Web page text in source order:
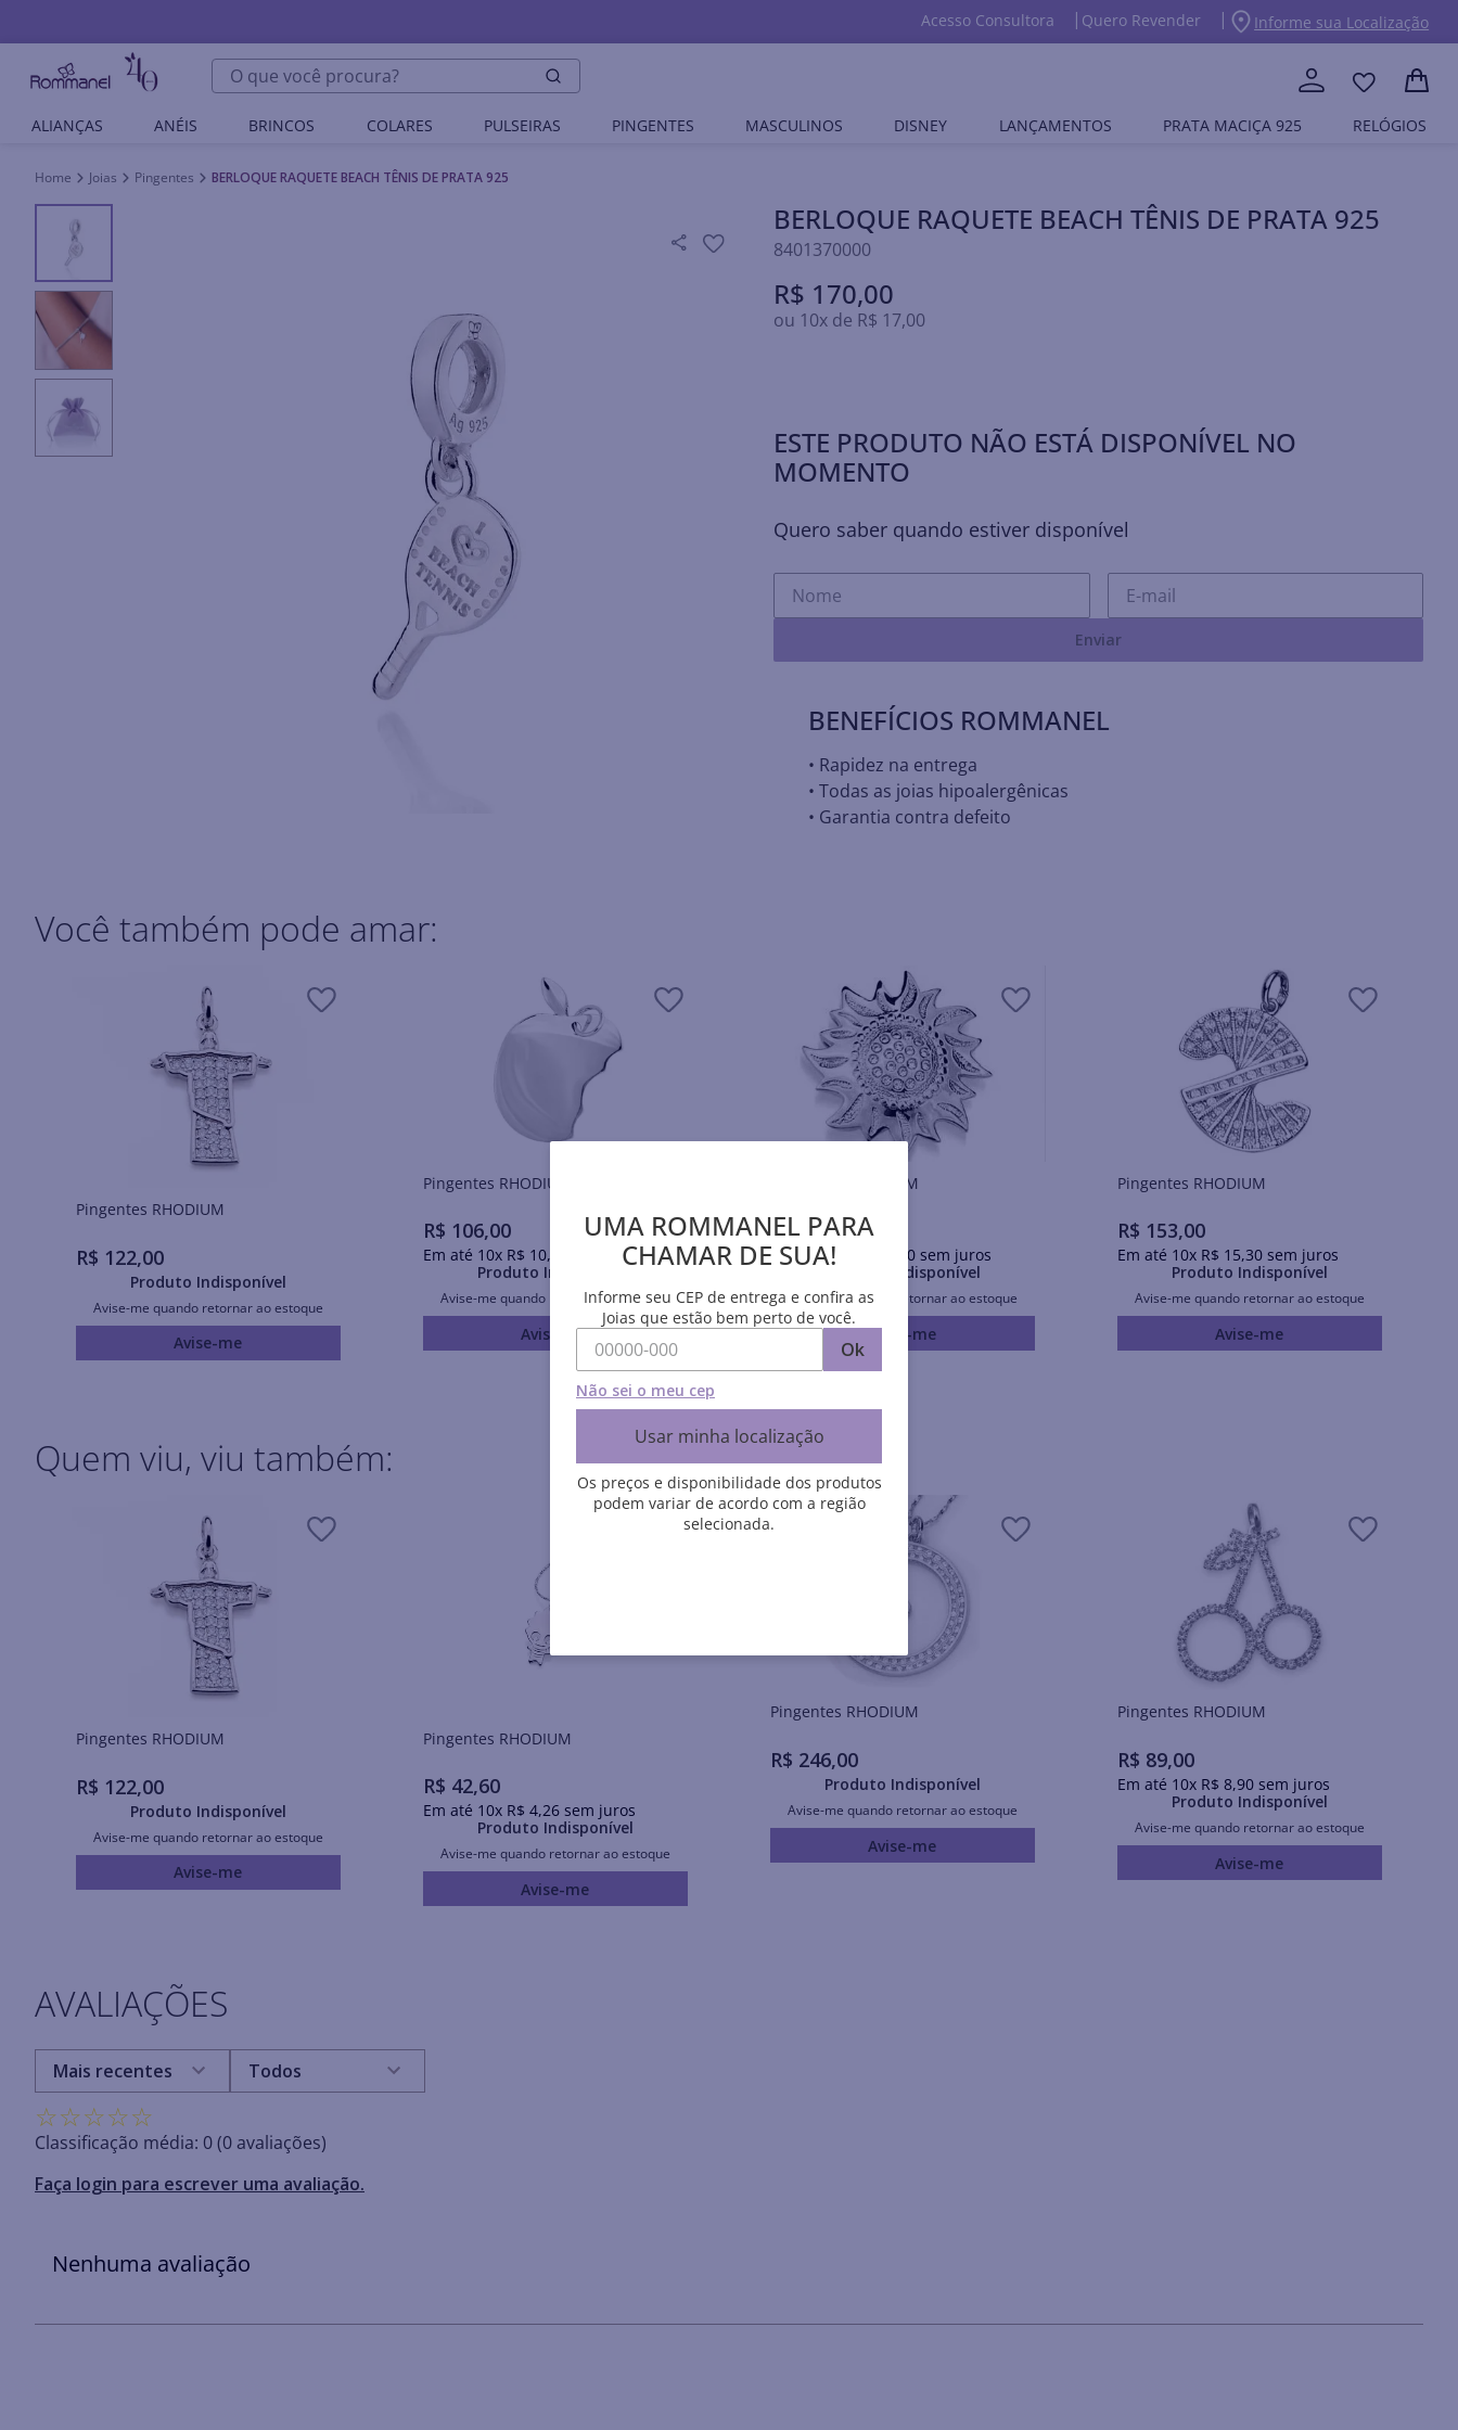
Acesso Consultora Quero Revender Informe sua Localização
O que você procura?
ALIANÇAS ANÉIS BRINCOS COLARES PULSEIRAS PINGENTES MASCULINOS DISNEY LANÇAMENTOS PRATA MACIÇA 925 RELÓGIOS
Joias Pingentes BERLOQUE RAQUETE BEACH TÊNIS DE PRATA 925
BERLOQUE RAQUETE BEACH TÊNIS DE PRATA 925
8401370000
R$ 170,00
ou 10x de R$ 17,00
ESTE PRODUTO NÃO ESTÁ DISPONÍVEL NO
MOMENTO
Quero saber quando estiver disponível
Enviar
BENEFÍCIOS ROMMANEL
• Rapidez na entrega
• Todas as joias hipoalergênicas
• Garantia contra defeito
Você também pode amar:
Pingentes RHODIUM
R$ 122,00
Produto Indisponível
Avise-me quando retornar ao estoque
Avise-me
Pingentes RHODIUM
R$ 106,00
Em até 10x R$ 10,
sem juros
Produto Indisponível
Avise-me quando retornar ao estoque
Avise-me
Pingentes RHODIUM
R$ 295,00
Em até10 50sem juros
Produto Indisponível
Avise-me quando retornar ao estoque
Avise-me
Pingentes RHODIUM
R$ 153,00
Em até 10x R$ 15,30sem juros
Produto Indisponível
Avise-me quando retornar ao estoque
Avise-me
Quem viu, viu também:
Pingentes RHODIUM
R$ 122,00
Produto Indisponível
Avise-me quando retornar ao estoque
Avise-me
Pingentes RHODIUM
R$ 42,60
Em até 10x R$ 4,26sem juros
Produto Indisponível
Avise-me quando retornar ao estoque
Avise-me
Pingentes RHODIUM
R$ 246,00
Produto Indisponível
Avise-me quando retornar ao estoque
Avise-me
Pingentes RHODIUM
R$ 89,00
Em até 10x R$ 8,90sem juros
Produto Indisponível
Avise-me quando retornar ao estoque
Avise-me
AVALIAÇÕES
☆☆☆☆☆
Classificação média: 0(0 avaliações)
Faça login para escrever uma avaliação.
Mais recentes Todos
Nenhuma avaliação
UMA ROMMANEL PARA
CHAMAR DE SUA!
Informe seu CEP de entrega e confira as
Joias que estão bem perto de você.
Ok
Não sei o meu cep
Usar minha localização
Os preços e disponibilidade dos produtos
podem variar de acordo com a região
selecionada.